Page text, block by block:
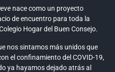
nace como un proyecto
de encuentro para toda la
Hogar del Buen Consejo.
nos sintamos más unidos que
el confinamiento del COVID-19,
ya hayamos dejado atrás al